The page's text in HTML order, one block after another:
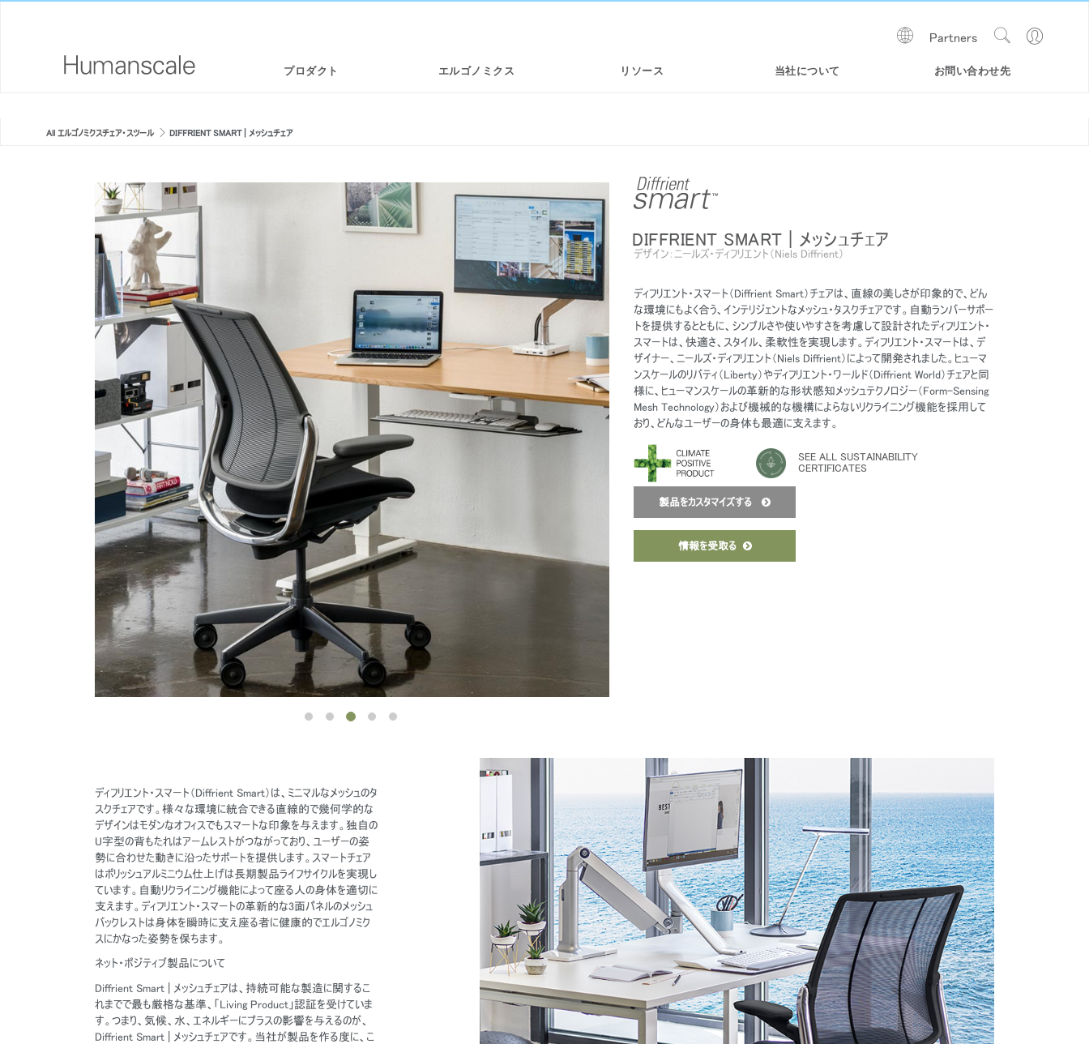
プロダクト エルゴノミクス リソース 当社について お問い合わせ先
Go
Site
Partners
Show
モニターアームと統合されたドッキングステーション
セパレーションパネル
テクノロジーツール
LAB & HEALTHCARE
見て、聞いて、知る（メディアライブラリー）
GOVERNMENT & EDUCATION
LIBERTY TASK | リクライニングメ
ッシュチェア
DIFFRIENT SMART | メッシュチェ
SMART OCEAN
DIFFRIENT WORLD | メッシュワー
クチェア
WORLD LM TASK チェア
LIBERTY OCEAN | 海洋プラスチ
ックリサイクルチェア
All エルゴノミクスチェア・スツール DIFFRIENT SMART | メッシュチェア
DIFFRIENT SMART | メッシュチェア
デザイン：ニールズ・ディフリエント（Niels Diffrient）
ディフリエント・スマート（Diffrient Smart）チェアは、直線の美しさが印象的で、どん
な環境にもよく合う、インテリジェントなメッシュ・タスクチェアです。自動ランバーサポー
トを提供するとともに、シンプルさや使いやすさを考慮して設計されたディフリエント・
スマートは、快適さ、スタイル、柔軟性を実現します。ディフリエント・スマートは、デ
ザイナー、ニールズ・ディフリエント（Niels Diffrient）によって開発されました。ヒューマ
ンスケールのリバティ（Liberty）やディフリエント・ワールド（Diffrient World）チェアと同
様に、ヒューマンスケールの革新的な形状感知メッシュテクノロジー（Form-Sensing
Mesh Technology）および機械的な機構によらないリクライニング機能を採用して
おり、どんなユーザーの身体も最適に支えます。
SEE ALL SUSTAINABILITY
CERTIFICATES
製品をカスタマイズする
情報を受取る
ディフリエント・スマート（Diffrient Smart）は、ミニマルなメッシュのタ
スクチェアです。様々な環境に統合できる直線的で幾何学的な
デザインはモダンなオフィスでもスマートな印象を与えます。独自の
U字型の背もたれはアームレストがつながっており、ユーザーの姿
勢に合わせた動きに沿ったサポートを提供します。スマートチェア
はポリッシュアルミニウム仕上げは長期製品ライフサイクルを実現し
ています。自動リクライニング機能によって座る人の身体を適切に
支えます。ディフリエント・スマートの革新的な3面パネルのメッシュ
バックレストは身体を瞬時に支え座る者に健康的でエルゴノミク
スにかなった姿勢を保ちます。
ネット・ポジティブ製品について
Diffrient Smart | メッシュチェアは、持続可能な製造に関するこ
れまでで最も厳格な基準、「Living Product」認証を受けていま
す。つまり、気候、水、エネルギーにプラスの影響を与えるのが、
Diffrient Smart | メッシュチェアです。当社が製品を作る度に、こ